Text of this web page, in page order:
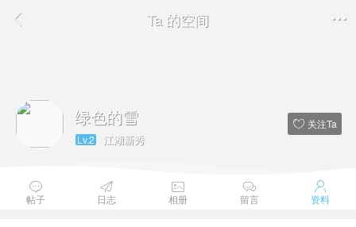
 Ta 的空间 
 关注Ta
绿色的雪
Lv.2 江湖新秀

帖子

日志

相册

留言

资料